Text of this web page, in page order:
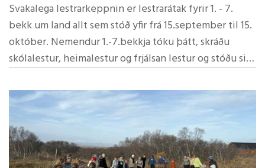
Svakalega lestrarkeppnin er lestrarátak fyrir 1. - 7.
bekk um land allt sem stóð yfir frá 15.september til 15.
október. Nemendur 1.-7.bekkja tóku þátt, skráðu
skólalestur, heimalestur og frjálsan lestur og stóðu sig